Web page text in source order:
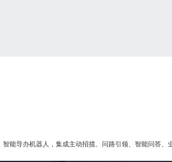
智能导办机器人，集成主动招揽、问路引领、智能问答、